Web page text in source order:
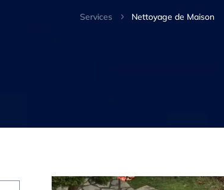
Services 5 Nettoyage de Maison